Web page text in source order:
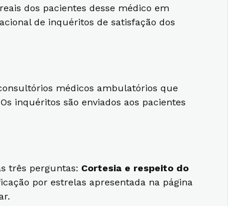
dos pacientes desse médico em
de inquéritos de satisfação dos
médicos ambulatórios que
inquéritos são enviados aos pacientes
três perguntas: Cortesia e respeito do
por estrelas apresentada na página